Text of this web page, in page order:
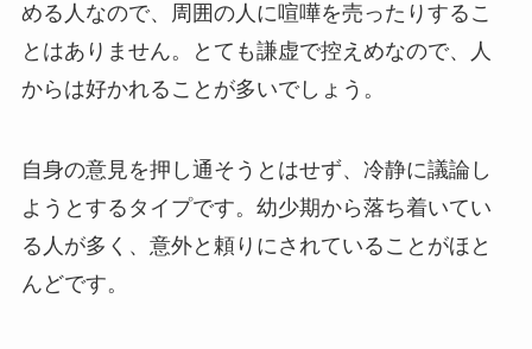
める人なので、周囲の人に喧嘩を売ったりするこ
とはありません。とても謙虚で控えめなので、人
からは好かれることが多いでしょう。
自身の意見を押し通そうとはせず、冷静に議論し
ようとするタイプです。幼少期から落ち着いてい
る人が多く、意外と頼りにされていることがほと
んどです。